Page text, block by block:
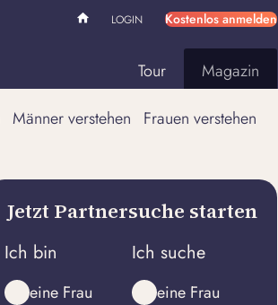
LOGIN Kostenlos anmelden
Tour Magazin
Männer verstehen Frauen verstehen
Jetzt Partnersuche starten
Ich bin
eine Frau
Ich suche
eine Frau